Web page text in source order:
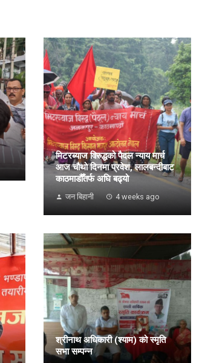
मिटरब्याज विरुद्धको पैदल न्याय मार्च
आज चौथो दिनमा प्रवेश, लालबन्दीबाट
काठमाडौँतर्फ अघि बढ्यो
जन बिहानी 4 weeks ago
श्रीनाथ अधिकारी (श्याम) को स्मृति
सभा सम्पन्न